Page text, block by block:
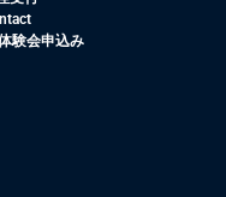
験会申込み